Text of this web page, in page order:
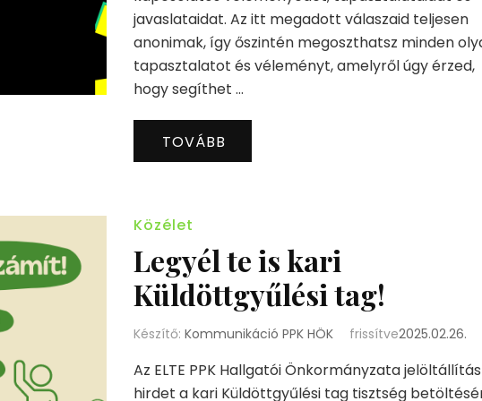
javaslataidat. Az itt megadott válaszaid teljesen
anonimak, így őszintén megoszthatsz minden
tapasztalatot és véleményt, amelyről úgy érzed,
hogy segíthet …
TOVÁBB
Közélet
Legyél te is kari
Küldöttgyűlési tag!
Készítő: Kommunikáció PPK HÖK frissítve2025.02.26.
Az ELTE PPK Hallgatói Önkormányzata
hirdet a kari Küldöttgyűlési tag tisztség